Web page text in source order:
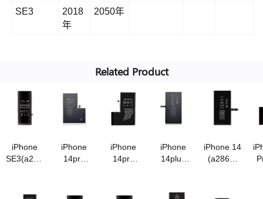
SE3
2018
年
2050年
Related Product
iPhone
SE3(a2819)
3.88v/2018mah
iPhone
14pro
容量
iPhone
14pro
3.87v/3200mah
iPhone
14plus
3.86v/4325mah
iPhone 14
(a2863)